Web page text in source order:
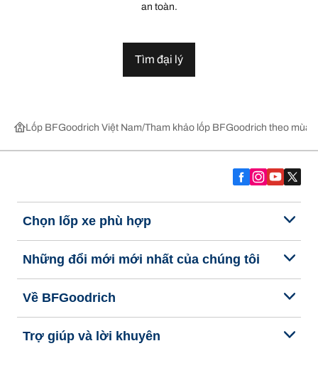
an toàn.
Tìm đại lý
Lốp BFGoodrich Việt Nam Tham khảo lốp BFGoodrich theo
Chọn lốp xe phù hợp
Những đổi mới mới nhất của chúng tôi
Về BFGoodrich
Trợ giúp và lời khuyên